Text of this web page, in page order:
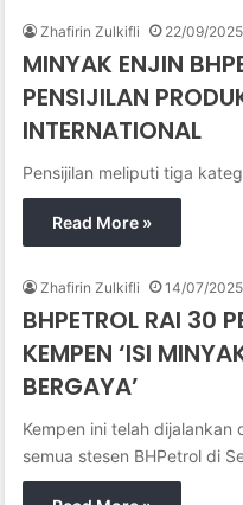
Zhafirin Zulkifli 22/09/2025
MINYAK ENJIN
PENSIJILAN
INTERNATIONAL
Pensijilan meliputi tiga
Read More »
Zhafirin Zulkifli 14/07/2025
BHPETROL RAI 30
KEMPEN ‘ISI
BERGAYA’
Kempen ini telah
semua stesen BHPetrol di